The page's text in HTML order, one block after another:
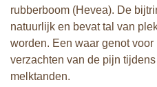
rubberboom (Hevea). De
natuurlijk en bevat tal van
worden. Een waar genot
verzachten van de pijn
melktanden.